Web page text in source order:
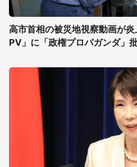
高市首相の被災地視察動画が
PV」に「政権プロパガンダ」